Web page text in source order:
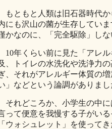
もともと人類は旧石器時代か
にも沢山の菌が生存してい
かなのに、「完全駆除」し
10年くらい前に見た「アレ
、トイレの水洗化や洗浄力
、それがアレルギー体質の
」などという論調がありま
それどころか、小学生の中に
って便意を我慢する子がい
「ウォシュレット」を使って